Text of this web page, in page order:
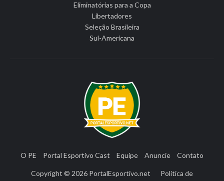
Eliminatórias para a Copa
Libertadores
Seleção Brasileira
Sul-Americana
O PE Portal Esportivo Cast Equipe Anuncie Contato
Copyright © 2026 PortalEsportivo.net
Política de